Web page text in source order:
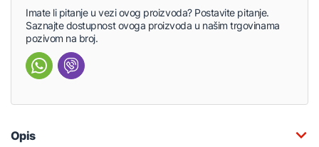
Imate li pitanje u vezi ovog proizvoda? Postavite pitanje.
Saznajte dostupnost ovoga proizvoda u našim trgovinama
pozivom na broj.
Opis